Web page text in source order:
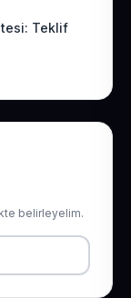
Teklif
belirleyelim.